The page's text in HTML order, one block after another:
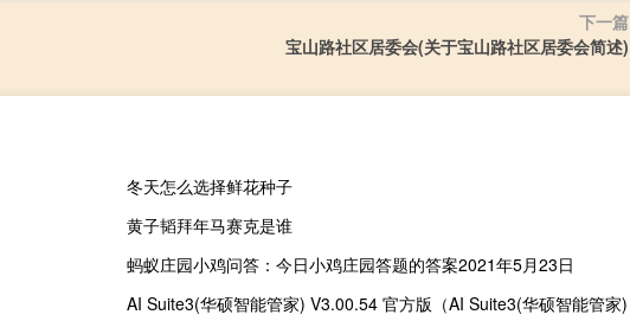
下一篇
宝山路社区居委会(关于宝山路社区居委会简述)
冬天怎么选择鲜花种子
黄子韬拜年马赛克是谁
蚂蚁庄园小鸡问答：今日小鸡庄园答题的答案2021年5月23日